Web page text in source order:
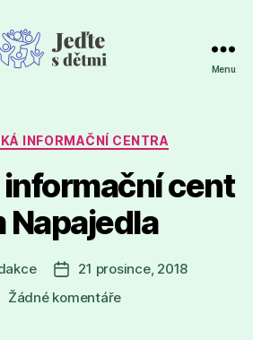
Menu
Rubriky
INFORMAČNÍ CENTRA
cent
Napajedla
Datum
příspěvku
21 prosince, 2018
Žádné komentářeu